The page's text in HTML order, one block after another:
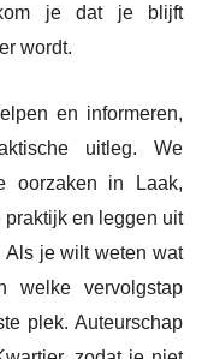
je dat je blijft
wordt.
en informeren,
uitleg. We
oorzaken in Laak,
en leggen uit
Als je wilt weten wat
welke vervolgstap
plek. Auteurschap